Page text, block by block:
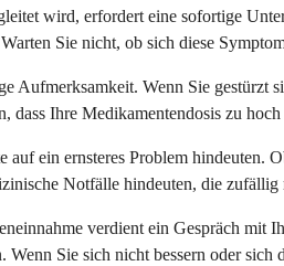
wird, erfordert eine sofortige
Sie nicht, ob sich diese
Aufmerksamkeit. Wenn Sie gestürzt
Ihre Medikamentendosis zu
ein ernsteres Problem hindeuten.
Notfälle hindeuten, die
verdient ein Gespräch
Sie sich nicht bessern oder